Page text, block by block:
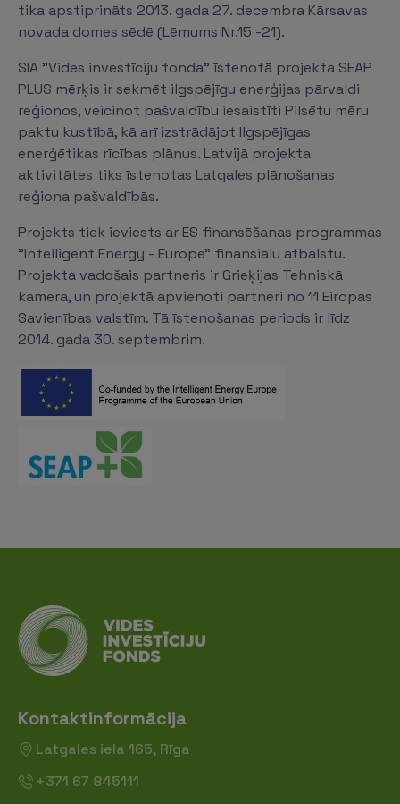
tika apstiprināts 2013. gada 27. decembra Kārsavas
novada domes sēdē (Lēmums Nr.15 -21).
SIA "Vides investīciju fonda” īstenotā projekta SEAP
PLUS mērķis ir sekmēt ilgspējīgu enerģijas pārvaldi
reģionos, veicinot pašvaldību iesaistīti Pilsētu mēru
paktu kustībā, kā arī izstrādājot Ilgspējīgas
enerģētikas rīcības plānus. Latvijā projekta
aktivitātes tiks īstenotas Latgales plānošanas
reģiona pašvaldībās.
Projekts tiek ieviests ar ES finansēšanas programmas
"Intelligent Energy - Europe" finansiālu atbalstu.
Projekta vadošais partneris ir Grieķijas Tehniskā
kamera, un projektā apvienoti partneri no 11 Eiropas
Savienības valstīm. Tā īstenošanas periods ir līdz
2014. gada 30. septembrim.
Kontaktinformācija
Latgales iela 165, Rīga
+371 67 845111